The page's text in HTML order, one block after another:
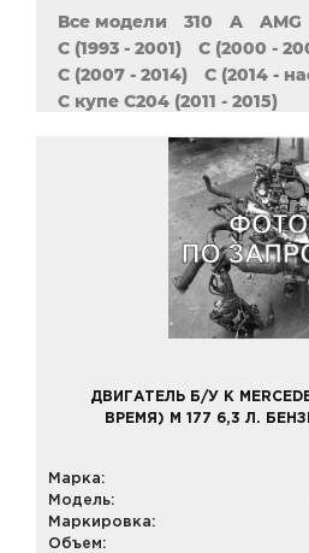
Все модели 310 A AMG
C (1993 - 2001)
C (2000 -
C (2007 - 2014)
C (2014 -
C купе C204 (2011 - 2015)
CLS (2004 - 2011)
E (1993 - 1996)
E
E (2002 - 2009)
E (2009 -
E (2016 - наст. время)
GL
MB 208-210 (308 - 310)
MB
S (1998 - 2005)
SL SLK
Sprinter (2006 -
Sprinter (2018 - наст.
Vito (2014 - наст. время)
Vito W638 (1996 - 2003)
ДВИГАТЕЛЬ Б/У К
ВРЕМЯ) M 177 6,3 Л.
Марка:
Модель:
Маркировка:
Объем: